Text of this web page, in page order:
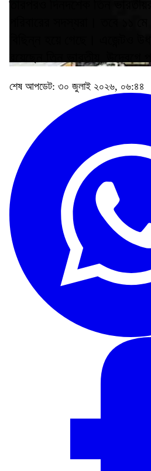
তারপরও দিনদশেক তিন
পরিবারের সদস্যরা। তবে ১১
বিছিন্ন হয়ে গেছে। এজেন্টও
শেষ আপডেট: ৩০ জুলাই ২০২৬, ০৬:৪৪